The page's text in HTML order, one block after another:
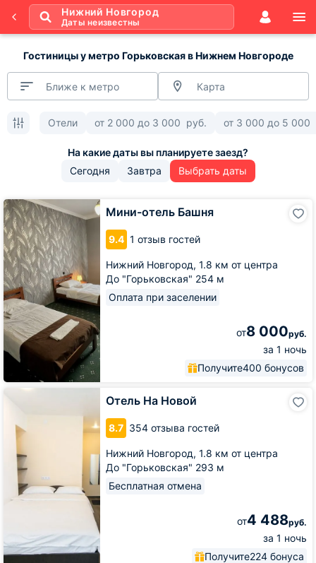
Нижний Новгород
Даты неизвестны
Гостиницы у метро Горьковская в Нижнем Новгороде
Ближе к метро Карта
Отели от 2 000 до 3 000 руб. от 3 000 до 5 000
Сегодня Завтра Выбрать даты
Мини-отель Башня
9.4 1 отзыв гостей
Нижний Новгород, 1.8 км от центра
До "Горьковская" 254 м
Оплата при заселении
от8 000руб.
за 1 ночь
Получите400 бонусов
Мини-
отель
Башня
Отель На Новой
8.7 354 отзыва гостей
Нижний Новгород, 1.8 км от центра
До "Горьковская" 293 м
Бесплатная отмена
от4 488руб.
за 1 ночь
Получите224 бонуса
Отель